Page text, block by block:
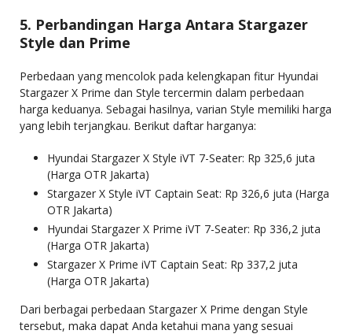
5. Perbandingan Harga Antara Stargazer
Style dan Prime
Perbedaan yang mencolok pada kelengkapan fitur Hyundai
Stargazer X Prime dan Style tercermin dalam perbedaan
harga keduanya. Sebagai hasilnya, varian Style memiliki harga
yang lebih terjangkau. Berikut daftar harganya:
Hyundai Stargazer X Style iVT 7-Seater: Rp 325,6 juta
(Harga OTR Jakarta)
Stargazer X Style iVT Captain Seat: Rp 326,6 juta (Harga
OTR Jakarta)
Hyundai Stargazer X Prime iVT 7-Seater: Rp 336,2 juta
(Harga OTR Jakarta)
Stargazer X Prime iVT Captain Seat: Rp 337,2 juta
(Harga OTR Jakarta)
Dari berbagai perbedaan Stargazer X Prime dengan Style
tersebut, maka dapat Anda ketahui mana yang sesuai